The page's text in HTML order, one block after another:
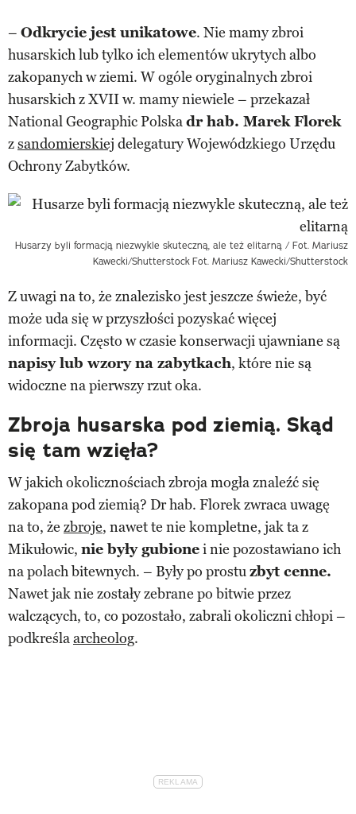
– Odkrycie jest unikatowe. Nie mamy zbroi
husarskich lub tylko ich elementów ukrytych albo
zakopanych w ziemi. W ogóle oryginalnych zbroi
husarskich z XVII w. mamy niewiele – przekazał
National Geographic Polskadr hab. Marek Florek
zsandomierskiej delegatury Wojewódzkiego Urzędu
Ochrony Zabytków.
Husarzy byli formacją niezwykle skuteczną, ale też elitarną / Fot. Mariusz
Kawecki/Shutterstock Fot. Mariusz Kawecki/Shutterstock
Z uwagi na to, że znalezisko jest jeszcze świeże, być
może uda się w przyszłości pozyskać więcej
informacji. Często w czasie konserwacji ujawniane są
napisy lub wzory na zabytkach, które nie są
widoczne na pierwszy rzut oka.
Zbroja husarska pod ziemią. Skąd
się tam wzięła?
W jakich okolicznościach zbroja mogła znaleźć się
zakopana pod ziemią? Dr hab. Florek zwraca uwagę
na to, że zbroje, nawet te nie kompletne, jak ta z
Mikułowic, nie były gubionei nie pozostawiano ich
na polach bitewnych. – Były po prostuzbyt cenne.
Nawet jak nie zostały zebrane po bitwie przez
walczących, to, co pozostało, zabrali okoliczni chłopi –
podkreślaarcheolog.